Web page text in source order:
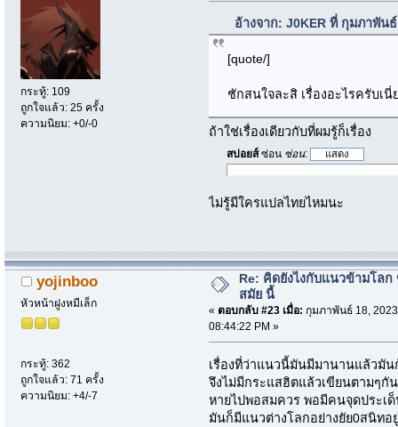
กระทู้: 109
ถูกใจแล้ว: 25 ครั้ง
ความนิยม: +0/-0
อ้างจาก: J0KER ที่ กุมภาพัน
[quote/]
ชักสนใจละสิ เรื่องอะไรครับเ
ถ้าใช่เรื่องเดียวกับที่ผมรู้ก็เรื่อง
สปอยส์ซ่อน ซ่อน:
ไม่รู้มีใครแปลไทยไหมนะ
yojinboo
หัวหน้าฝูงหมีเล็ก
กระทู้: 362
ถูกใจแล้ว: 71 ครั้ง
ความนิยม: +4/-7
Re: คิดยังไงกับแนวข้ามโลก
สมัย นี้
« ตอบกลับ #23 เมื่อ: กุมภาพันธ์ 18,
08:44:22 PM »
เรื่องที่ว่าแนวนี้มันมีมานานแล้วมั
จึงไม่มีกระแสฮิตแล้วเขียนตามๆกั
หายไปพอสมควร พอมีคนจุดประเ
มันก็มีแนวต่างโลกอย่างยัย0สนิทอ